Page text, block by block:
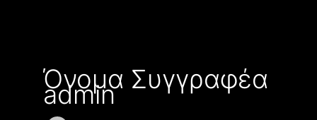
Όνομα Συγγραφέα
admin